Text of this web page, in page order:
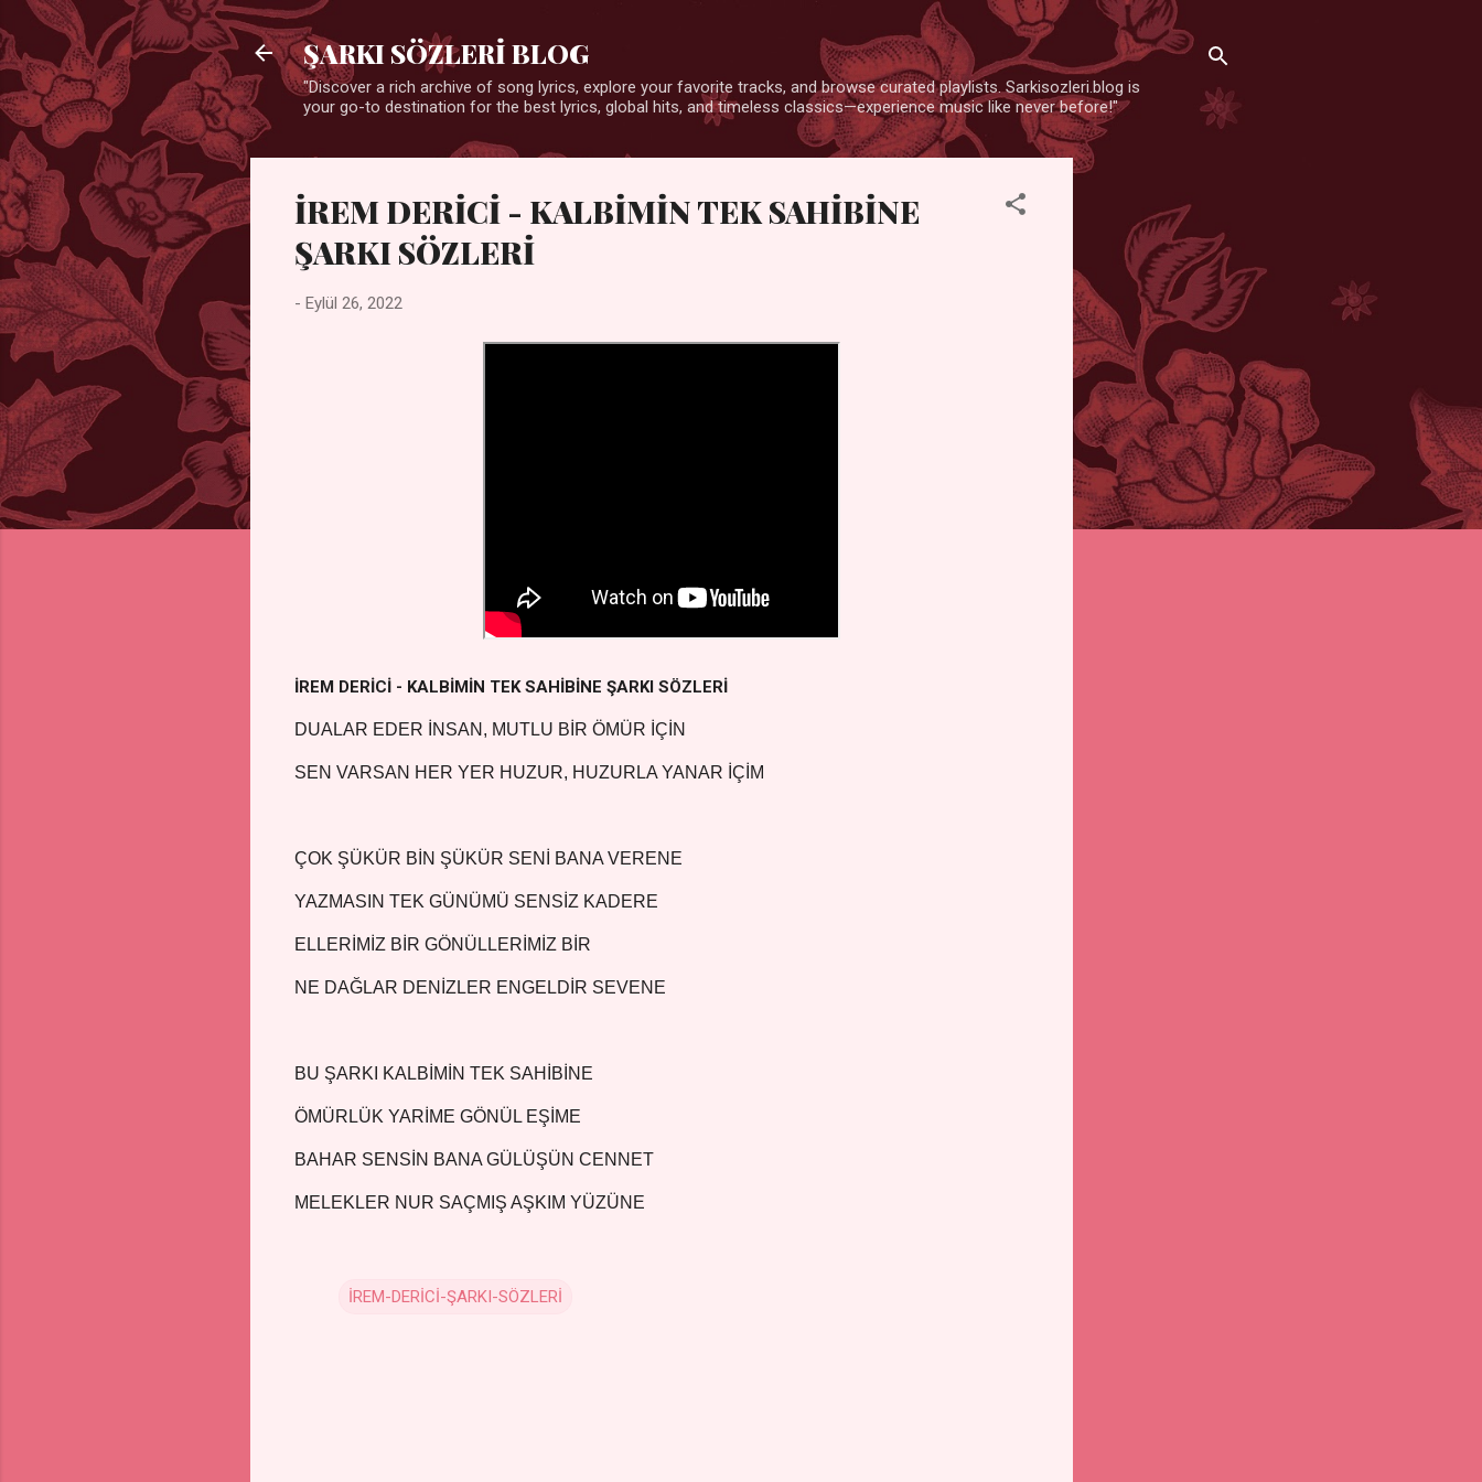
ŞARKI SÖZLERİ BLOG
"Discover a rich archive of song lyrics, explore your favorite tracks, and browse curated playlists. Sarkisozleri.blog is
your go-to destination for the best lyrics, global hits, and timeless classics—experience music like never before!"
İREM DERİCİ - KALBİMİN TEK SAHİBİNE
ŞARKI SÖZLERİ
- Eylül 26, 2022
İREM DERİCİ - KALBİMİN TEK SAHİBİNE ŞARKI SÖZLERİ
DUALAR EDER İNSAN, MUTLU BİR ÖMÜR İÇİN
SEN VARSAN HER YER HUZUR, HUZURLA YANAR İÇİM
ÇOK ŞÜKÜR BİN ŞÜKÜR SENİ BANA VERENE
YAZMASIN TEK GÜNÜMÜ SENSİZ KADERE
ELLERİMİZ BİR GÖNÜLLERİMİZ BİR
NE DAĞLAR DENİZLER ENGELDİR SEVENE
BU ŞARKI KALBİMİN TEK SAHİBİNE
ÖMÜRLÜK YARİME GÖNÜL EŞİME
BAHAR SENSİN BANA GÜLÜŞÜN CENNET
MELEKLER NUR SAÇMIŞ AŞKIM YÜZÜNE
İREM-DERİCİ-ŞARKI-SÖZLERİ